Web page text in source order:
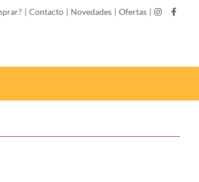
| Contacto | Novedades | Ofertas |